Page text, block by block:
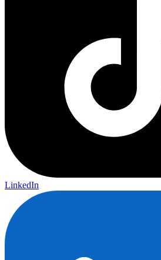
LinkedIn